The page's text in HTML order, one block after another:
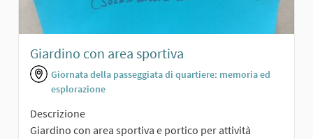
Giardino con area sportiva
Giornata della passeggiata di quartiere: memoria ed
esplorazione
Descrizione
Giardino con area sportiva e portico per attività